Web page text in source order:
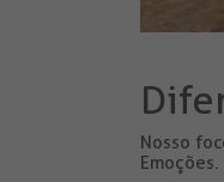
Nosso
Emoções.